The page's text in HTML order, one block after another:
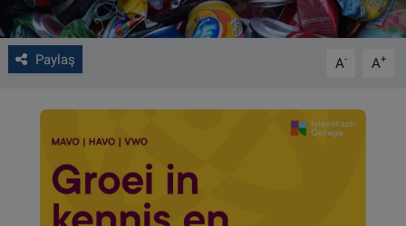
Paylaş A- A+
CONTACT
Çerez Politikası